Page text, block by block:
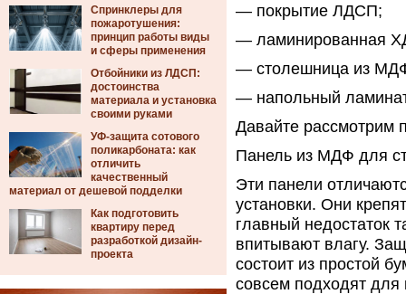
Спринклеры для
пожаротушения:
принцип работы виды
и сферы применения
Отбойники из ЛДСП:
достоинства
материала и установка
своими руками
УФ-защита сотового
поликарбоната: как
отличить
качественный
материал от дешевой подделки
Как подготовить
квартиру перед
разработкой дизайн-
проекта
— покрытие ЛДСП;
— ламинированная
— столешница из
— напольный
Давайте рассмотрим
Панель из МДФ для
Эти панели
установки. Они
главный недостаток
впитывают влагу.
состоит из простой
совсем подходят для